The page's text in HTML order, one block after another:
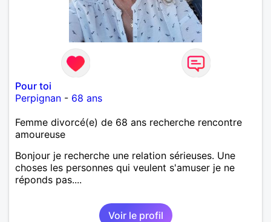
Pour toi
Perpignan - 68 ans
Femme divorcé(e) de 68 ans recherche rencontre
amoureuse
Bonjour je recherche une relation sérieuses. Une
choses les personnes qui veulent s'amuser je ne
réponds pas....
Voir le profil